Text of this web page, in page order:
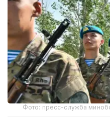
Фото: пресс-служба